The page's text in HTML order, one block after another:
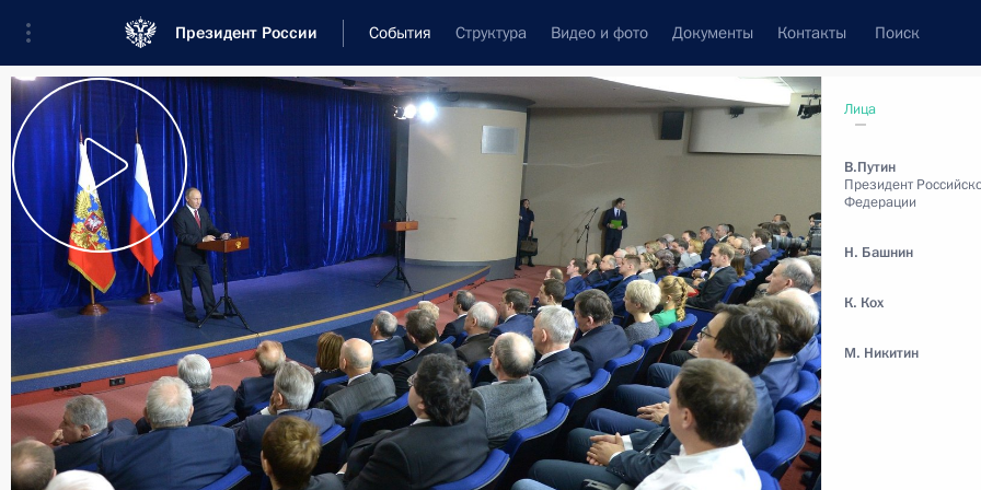
Президент России События Структура Видео и фото Документы Контакты Поиск
Президент Администрация Государственный Совет Совет Безопасности Комиссии и советы
февраль, 2018
Новости Стенограммы Поездки Телеграммы
Рубрикация материалов
Все материалы
Послания Федеральному Собранию
Заявления по важнейшим вопросам
Совещания, заседания, рабочие встречи
Речи и обращения
Встречи с представителями сообществ
Пресс-конференции
Интервью
Статьи
Лица
В.Путин
Президент
Федерации
Н. Башнин
К. Кох
М. Никитин